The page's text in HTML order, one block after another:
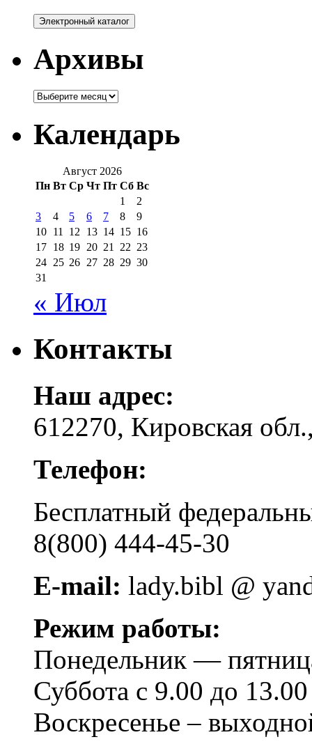
Архивы
Архивы
Календарь
Август 2026
Пн Вт Ср Чт Пт Сб Вс
1
2
3
4 5 6 7 8
9
10 11 12 13 14 15 16
17 18 19 20 21 22 23
24 25 26 27 28 29 30
31
« Июл
Контакты
Наш адрес:
612270, Кировская
Телефон:
Бесплатный
8(800) 444-45-30
E-mail: lady.bibl @
Режим работы:
Понедельник —
Суббота с 9.00 до 13.00
Воскресенье –